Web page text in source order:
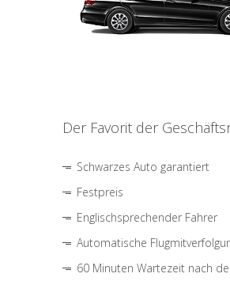
Der Favorit der
Schwarzes Auto garantiert
Festpreis
Englischsprechender Fahrer
Automatische
60 Minuten Wartezeit nach